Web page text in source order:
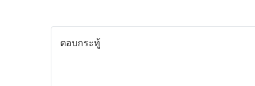
ตอบกระทู้